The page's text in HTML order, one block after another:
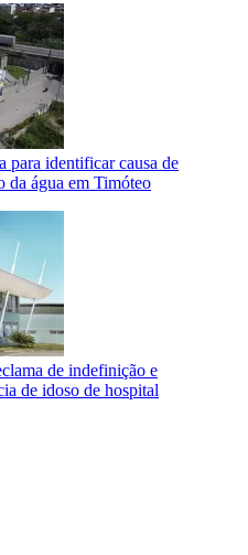
para identificar causa de
da água em Timóteo
de indefinição e
de idoso de hospital